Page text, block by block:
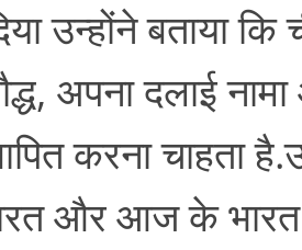
उन्होंने बताया
अपना दलाई
करना चाहता
और आज के भारत